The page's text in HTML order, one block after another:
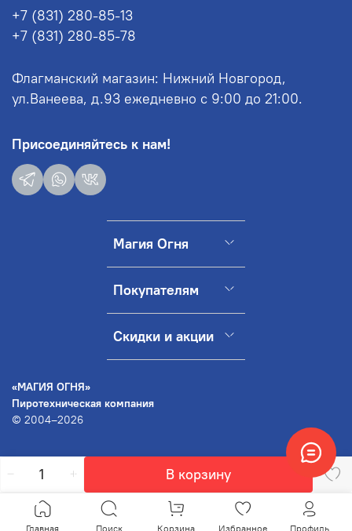
В корзину
Магия Огня
Покупателям
Скидки и акции
+7 (831) 280-85-13
+7 (831) 280-85-78
Флагманский магазин: Нижний Новгород,
ул.Ванеева, д.93 ежедневно с 9:00 до 21:00.
Присоединяйтесь к нам!
«МАГИЯ ОГНЯ»
Пиротехническая компания
© 2004–2026
Главная Поиск Корзина Избранное Профиль